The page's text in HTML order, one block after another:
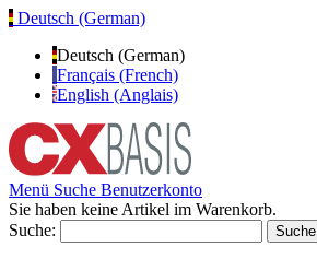
Deutsch (German)
Deutsch (German)
Français (French)
English (Anglais)
Menü Suche Benutzerkonto
Sie haben keine Artikel im Warenkorb.
Suche:
Suche